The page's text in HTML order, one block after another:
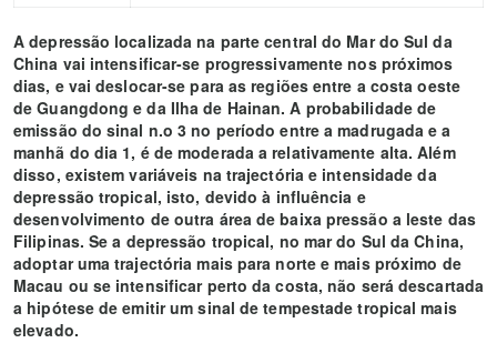
A depressão localizada na parte central do Mar do Sul da
China vai intensificar-se progressivamente nos próximos
dias, e vai deslocar-se para as regiões entre a costa oeste
de Guangdong e da Ilha de Hainan. A probabilidade de
emissão do sinal n.o 3 no período entre a madrugada e a
manhã do dia 1, é de moderada a relativamente alta. Além
disso, existem variáveis na trajectória e intensidade da
depressão tropical, isto, devido à influência e
desenvolvimento de outra área de baixa pressão a leste das
Filipinas. Se a depressão tropical, no mar do Sul da China,
adoptar uma trajectória mais para norte e mais próximo de
Macau ou se intensificar perto da costa, não será descartada
a hipótese de emitir um sinal de tempestade tropical mais
elevado.